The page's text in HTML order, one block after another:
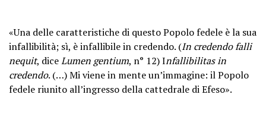
«Una delle caratteristiche di questo Popolo fedele è la sua
infallibilità; sì, è infallibile in credendo. (In credendo falli
nequit, diceLumen gentium, n° 12) Infallibilitas in
credendo. (…) Mi viene in mente un’immagine: il Popolo
fedele riunito all’ingresso della cattedrale di Efeso».